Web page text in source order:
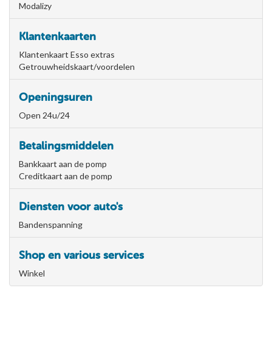
Modalizy
Klantenkaarten
Klantenkaart Esso extras
Getrouwheidskaart/voordelen
Openingsuren
Open 24u/24
Betalingsmiddelen
Bankkaart aan de pomp
Creditkaart aan de pomp
Diensten voor auto's
Bandenspanning
Shop en various services
Winkel